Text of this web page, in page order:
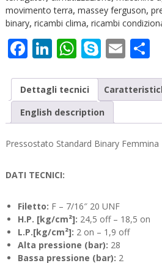
movimento terra, massey ferguson,
binary, ricambi clima, ricambi
Facebook
LinkedIn
WhatsApp
Skype
Email
Dettagli tecnici
English description
Pressostato Standard Binary Femmina
DATI TECNICI:
Filetto: F – 7/16″ 20 UNF
H.P. [kg/cm²]: 24,5 off – 18,5 on
L.P.[kg/cm²]: 2 on – 1,9 off
Alta pressione (bar): 28
Bassa pressione (bar): 2